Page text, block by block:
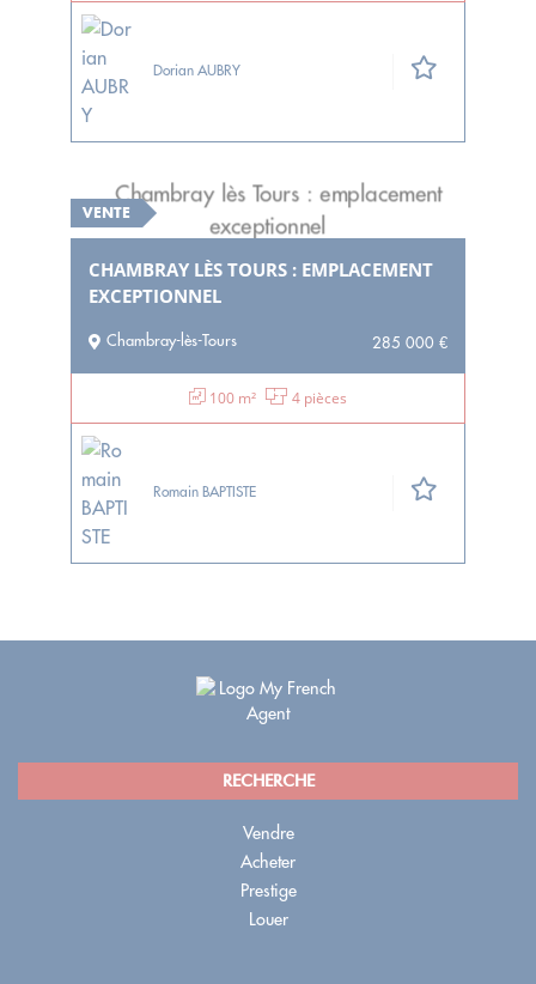
Dorian AUBRY
VENTE
CHAMBRAY LÈS TOURS : EMPLACEMENT
EXCEPTIONNEL
Chambray-lès-Tours 285 000 €
100 m² 4 pièces
Romain BAPTISTE
RECHERCHE
Vendre
Acheter
Prestige
Louer